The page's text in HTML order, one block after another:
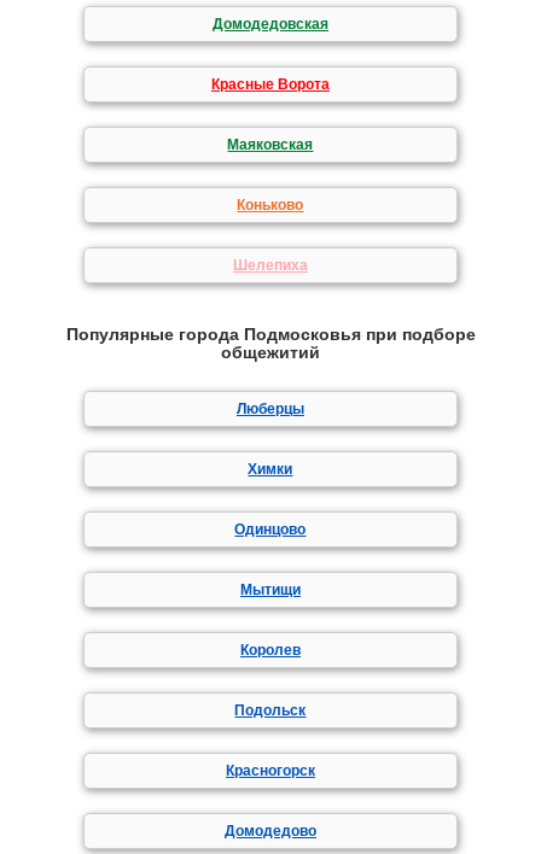
Домодедовская
Красные Ворота
Маяковская
Коньково
Шелепиха
Популярные города Подмосковья при подборе
общежитий
Люберцы
Химки
Одинцово
Мытищи
Королев
Подольск
Красногорск
Домодедово